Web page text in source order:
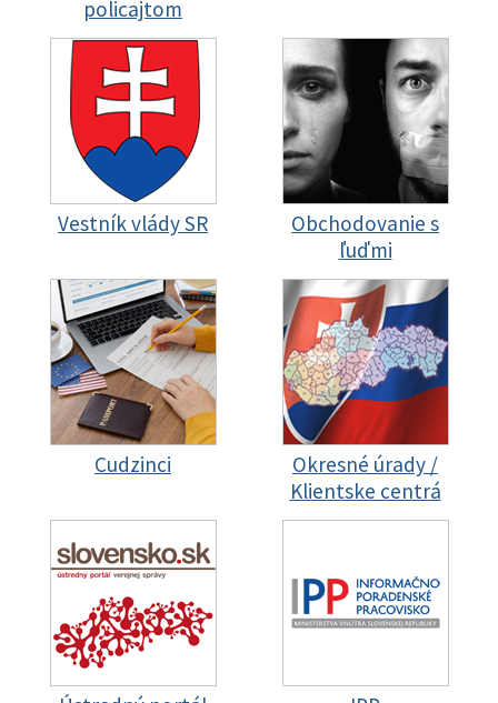
policajtom
Vestník vlády SR
Obchodovanie s
ľuďmi
Cudzinci
Okresné úrady /
Klientske centrá